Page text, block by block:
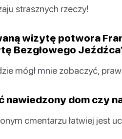
strasznych rzeczy!
wizytę potwora
Bezgłowego
mógł mnie zobaczyć,
nawiedzony dom czy
cmentarzu łatwiej jest